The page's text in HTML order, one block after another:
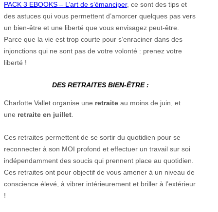
PACK 3 EBOOKS – L’art de s’émanciper, ce sont des tips et
des astuces qui vous permettent d’amorcer quelques pas vers
un bien-être et une liberté que vous envisagez peut-être.
Parce que la vie est trop courte pour s’enraciner dans des
injonctions qui ne sont pas de votre volonté : prenez votre
liberté !
DES RETRAITES BIEN-ÊTRE :
Charlotte Vallet organise une retraite au moins de juin, et
une retraite en juillet.
Ces retraites permettent de se sortir du quotidien pour se
reconnecter à son MOI profond et effectuer un travail sur soi
indépendamment des soucis qui prennent place au quotidien.
Ces retraites ont pour objectif de vous amener à un niveau de
conscience élevé, à vibrer intérieurement et briller à l’extérieur
!